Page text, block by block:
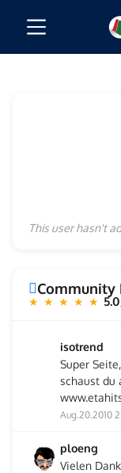
This user hasn't
Community
★ ★ ★ ★ ★
isotrend
Super
schaust du
Aug.20.2010
ploeng
Vielen